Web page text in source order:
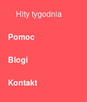
Hity tygodnia
Pomoc
Blogi
Kontakt